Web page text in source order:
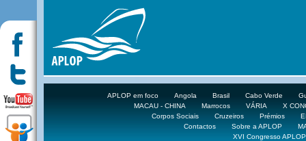
APLOP em foco Angola Brasil Cabo Verde
MACAU - CHINA
Marrocos VÁRIA
X
Corpos Sociais
Cruzeiros Prémios
Contactos
Sobre a APLOP
XVI Congresso APLOP